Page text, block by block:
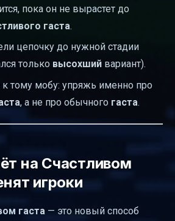
пока он не вырастет до
гаста.
цепочку до нужной стадии
только высохший вариант).
тому мобу: упряжь именно про
, а не про обычного гаста.
на Счастливом
игроки
гаста — это новый способ